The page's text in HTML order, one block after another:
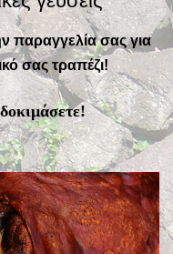
παραγγελία σας για
σας τραπέζι!